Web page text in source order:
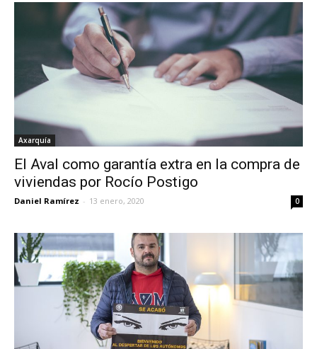
Axarquía
El Aval como garantía extra en la compra de
viviendas por Rocío Postigo
Daniel Ramírez - 13 enero, 2020 0